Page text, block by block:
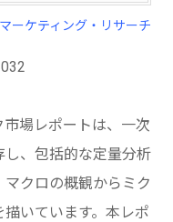
ーケティング・リサーチ
場レポートは、一次
、包括的な定量分析
クロの概観からミク
いています。本レポ